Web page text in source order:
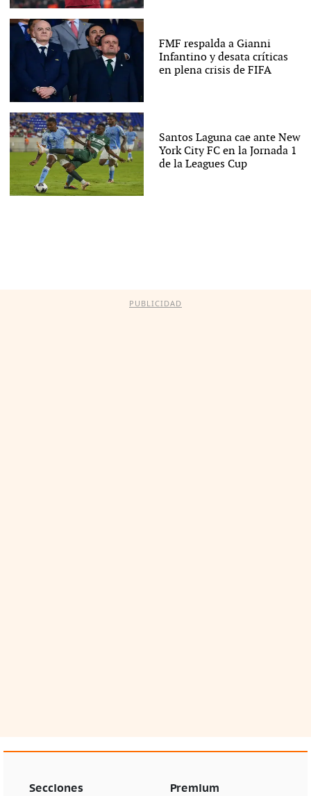
FMF respalda a Gianni
Infantino y desata críticas
en plena crisis de FIFA
Santos Laguna cae ante New
York City FC en la Jornada 1
de la Leagues Cup
PUBLICIDAD
Secciones Premium